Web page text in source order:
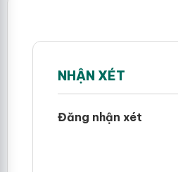
NHẬN XÉT
Đăng nhận xét